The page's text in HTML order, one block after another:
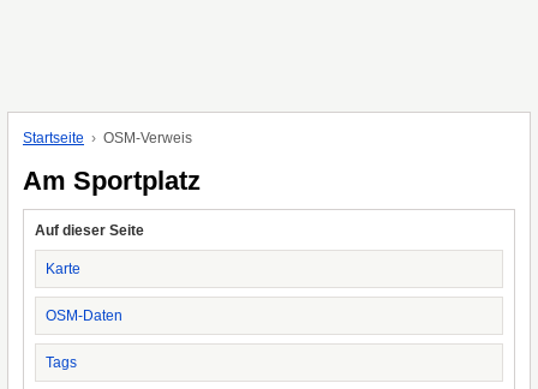
Startseite OSM-Verweis
Am Sportplatz
Auf dieser Seite
Karte
OSM-Daten
Tags